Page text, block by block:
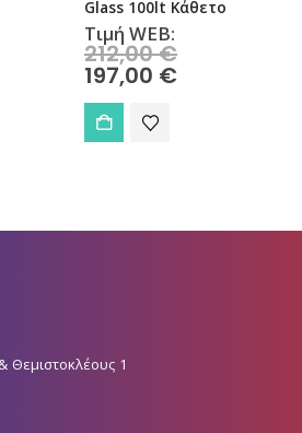
Glass 100lt Κάθετο
Τιμή WEB:
212,00€
197,00 €
Θεμιστοκλέους 1